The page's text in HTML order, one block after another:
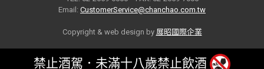
Email: CustomerService@chanchao.com.tw
Copyright & web design by 展昭國際企業
禁止酒駕．未滿十八歲禁止飲酒